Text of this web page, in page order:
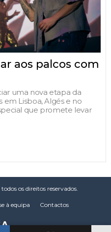
aos palcos com
uma nova etapa da
em Lisboa, Algés e no
que promete levar
os direitos reservados.
à equipa Contactos